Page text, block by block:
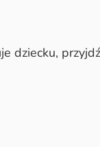
dziecku,